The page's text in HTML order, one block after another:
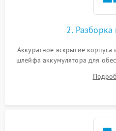
Проблемы Wi‑Fi или2. Разборка
Аккуратное вскрытие
шлейфа аккумулятора для
высохшей термопасты